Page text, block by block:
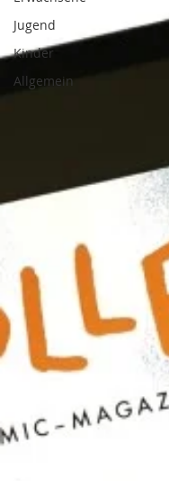
Jugend
Kinder
Allgemein